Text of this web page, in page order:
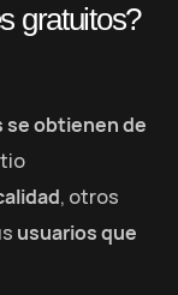
gratuitos?
obtienen de
, otros
usuarios que